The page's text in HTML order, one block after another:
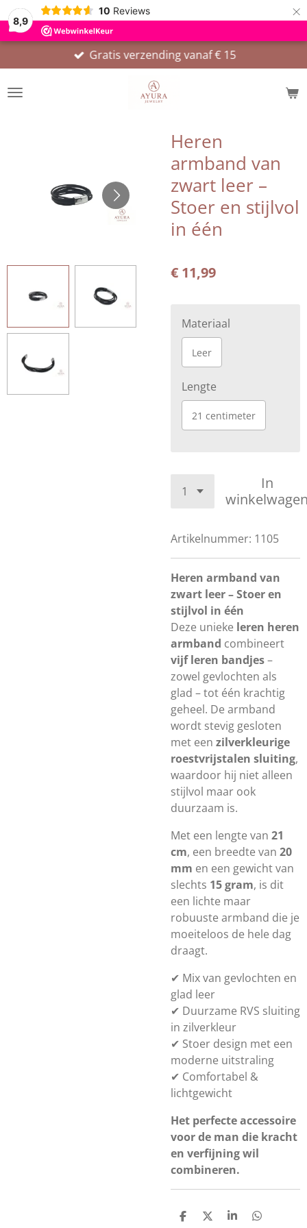
8,9
10 Reviews ×
Gratis verzending vanaf € 15
Heren
armband van
zwart leer –
Stoer en stijlvol
in één
€ 11,99
Materiaal
Leer
Lengte
21 centimeter
In
Artikelnummer: 1105
Heren armband van
zwart leer – Stoer en
stijlvol in één
Deze unieke leren heren
armband combineert
vijf leren bandjes–
zowel gevlochten als
glad – tot één krachtig
geheel. De armband
wordt stevig gesloten
met een zilverkleurige
roestvrijstalen sluiting,
waardoor hij niet alleen
stijlvol maar ook
duurzaam is.
Met een lengte van 21
cm, een breedte van 20
mm en een gewicht van
slechts 15 gram, is dit
een lichte maar
robuuste armband die je
moeiteloos de hele dag
draagt.
✔ Mix van gevlochten en
glad leer
✔ Duurzame RVS sluiting
in zilverkleur
✔ Stoer design met een
moderne uitstraling
✔ Comfortabel &
lichtgewicht
Het perfecte accessoire
voor de man die kracht
en verfijning wil
combineren.
D
D
S
D